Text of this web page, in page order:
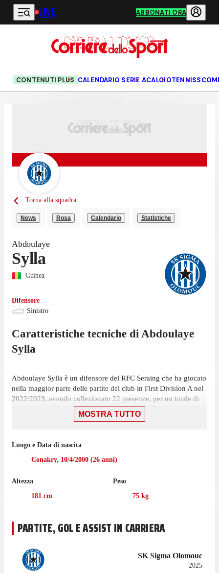
Vai al contenuto principale
LIVE ABBONATI ORA
CONTENUTI PLUS CALENDARIO SERIE ACALCIOTENNIS
Torna alla squadra
News Rosa Calendario Statistiche
Abdoulaye
Sylla
Guinea
Difensore
Sinistro
Caratteristiche tecniche di Abdoulaye
Sylla
Abdoulaye Sylla è un difensore del RFC Seraing che ha giocato
nella maggior parte delle partite del club in First Division A nel
2022/2023, avendo collezionato 22 presenze, per un totale di
1633 minuti. É stato scelto nell'11 iniziale in 17 presenze su 34
giornate ed è subentrato 5 volte.
RFC Seraing: una sconfitta per 2-0 contro l'Anversa, in cui ha
giocato 67 minuti. Ha ricevuto 7 cartellini gialli, oltre a essere
Sylla ha giocato 2 partite di Ligue 1 nell'ultima stagione con il
Nantes.
luglio 2022, mentre prima giocava con il Nantes, con cui ha
collezionato 4 presenze in campionato.
MOSTRA TUTTO
Luogo e Data di nascita
Conakry, 10/4/2000 (26 anni)
Altezza
181 cm
Peso
75 kg
PARTITE, GOL E ASSIST IN CARRIERA
SK Sigma Olomouc
2025